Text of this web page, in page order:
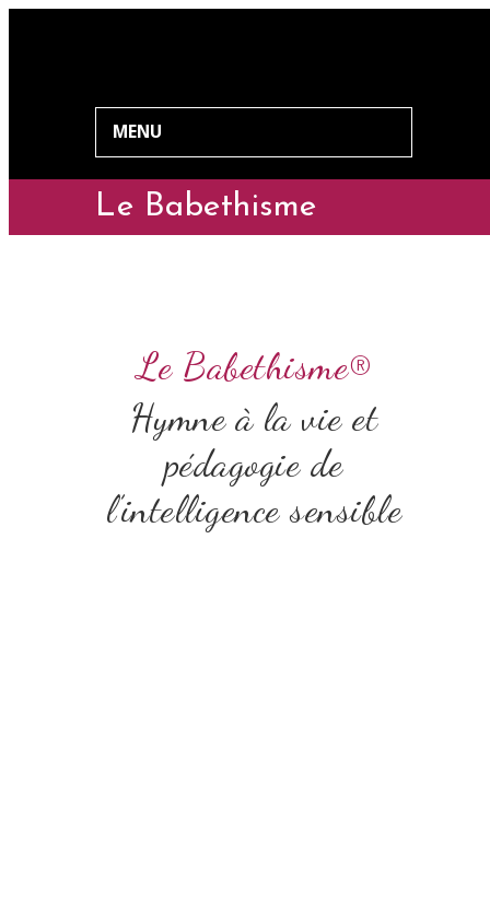
MENU
Le Babethisme
Le Babethisme®
Hymne à la vie et
pédagogie de
l’intelligence sensible